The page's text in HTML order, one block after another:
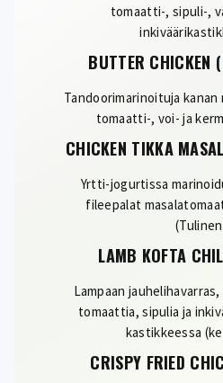
tomaatti-, sipuli-,
BUTTER CHICKEN (
Tandoorimarinoituja
tomaatti-, voi- ja
CHICKEN TIKKA
Yrtti-jogurtissa
fileepalat
LAMB KOFTA
Lampaan
tomaattia, sipulia ja
kastikkeessa
CRISPY FRIED